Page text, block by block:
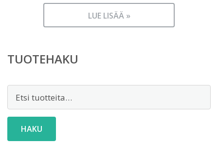
LUE LISÄÄ »
TUOTEHAKU
HAKU